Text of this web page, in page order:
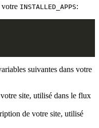
votre INSTALLED_APPS:
suivantes dans votre
site, utilisé dans le flux
de votre site, utilisé